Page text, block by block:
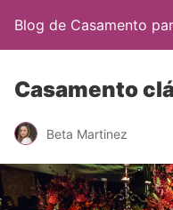
Blog de Casamento
Casamento
Beta Martinez